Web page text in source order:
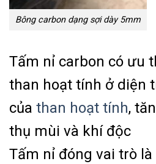
Bông carbon dạng sợi dày 5mm
Tấm nỉ carbon có ưu
than hoạt tính ở diện
của than hoạt tính,
thụ mùi và khí độc
Tấm nỉ đóng vai trò